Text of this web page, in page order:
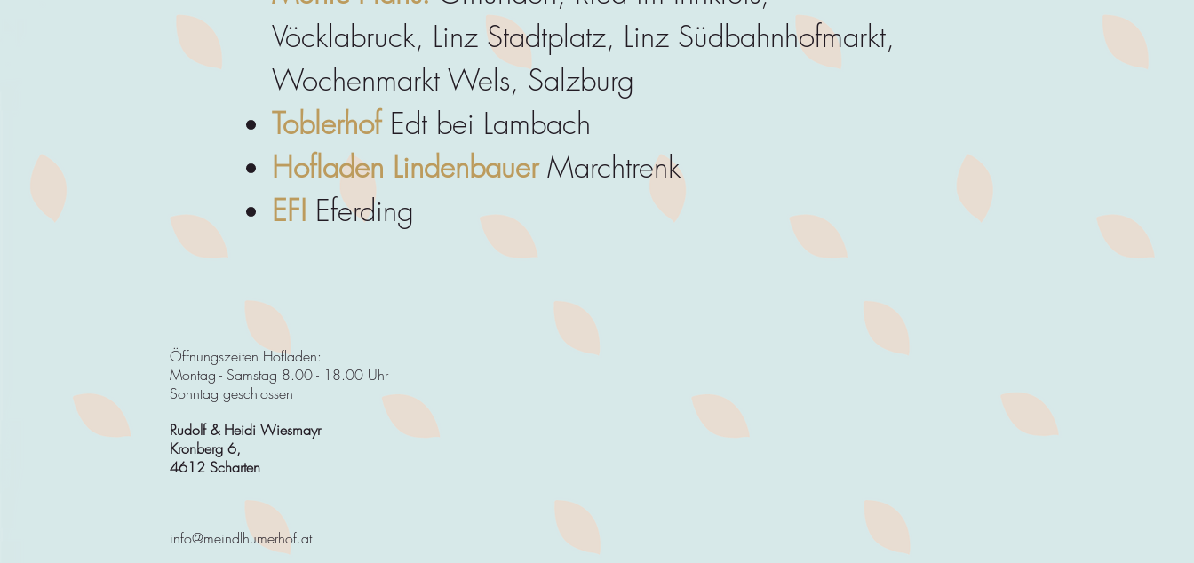
Vöcklabruck, Linz Stadtplatz, Linz Südbahnhofmarkt,
Wochenmarkt Wels, Salzburg
ToblerhofEdt bei Lambach
Hofladen LindenbauerMarchtrenk
EFI Eferding
Öffnungszeiten Hofladen:
Montag - Samstag 8.00 - 18.00 Uhr
Sonntag geschlossen
Rudolf & Heidi Wiesmayr
Kronberg 6,
4612 Scharten
info@meindlhumerhof.at